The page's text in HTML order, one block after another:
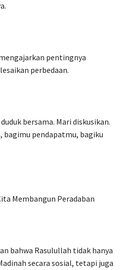
pentingnya
perbedaan.
bersama. Mari diskusikan.
bagimu pendapatmu, bagiku
Membangun Peradaban
bahwa Rasulullah tidak hanya
secara sosial, tetapi juga